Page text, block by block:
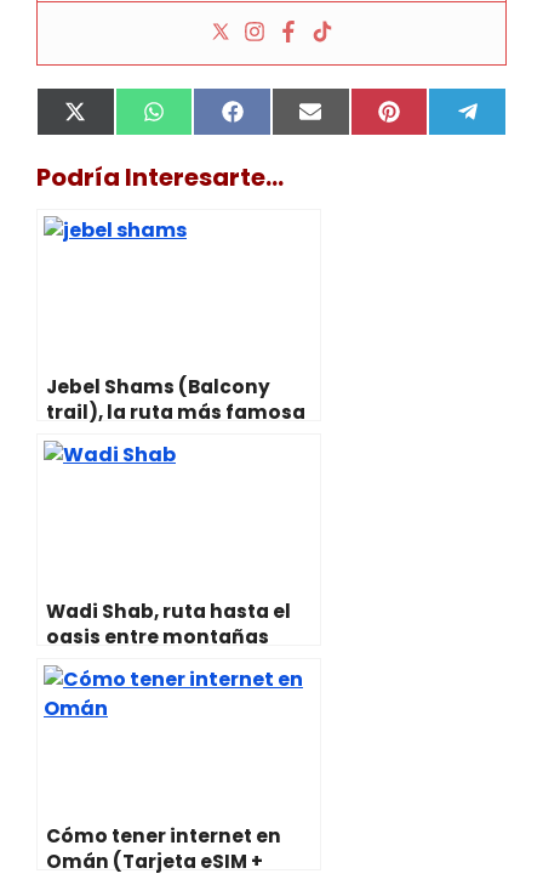
Compartir
en
X
(
w
t
t
Compartir
en
W
h
t
p
Compartir
en
F
a
e
Compartir
en
E
m
Compartir
en
P
i en
e
Podría Interesarte...
Jebel Shams (Balcony
trail), la ruta más famosa
de Omán
Wadi Shab, ruta hasta el
oasis entre montañas
Cómo tener internet en
Omán (Tarjeta eSIM +